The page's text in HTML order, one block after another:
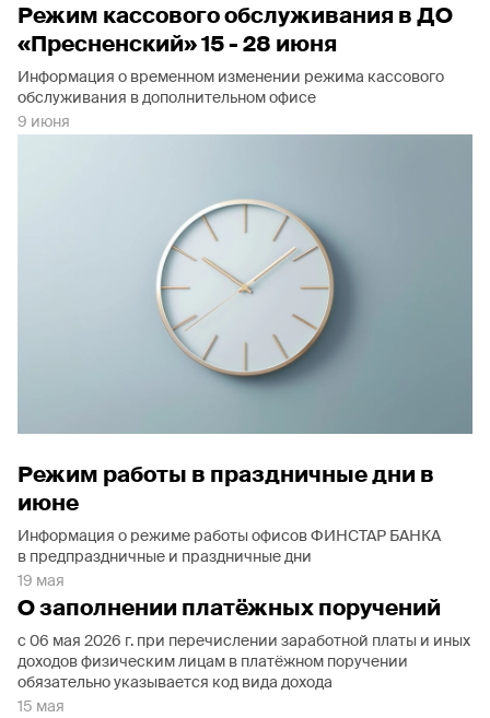
Режим кассового обслуживания в ДО
«Пресненский» 15 - 28 июня
Информация о временном изменении режима кассового
обслуживания в дополнительном офисе
9 июня
Режим работы в праздничные дни в
июне
Информация о режиме работы офисов ФИНСТАР БАНКА
в предпраздничные и праздничные дни
19 мая
О заполнении платёжных поручений
с 06 мая 2026 г. при перечислении заработной платы и иных
доходов физическим лицам в платёжном поручении
обязательно указывается код вида дохода
15 мая